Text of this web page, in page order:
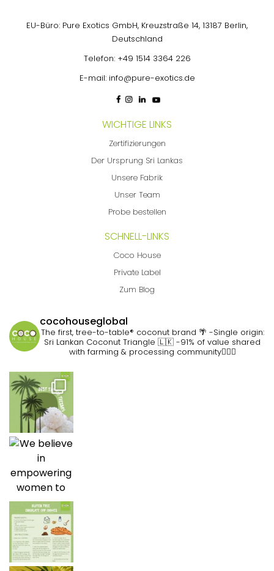
EU-Büro: Pure Exotics GmbH, Kreuzstraße 14, 13187 Berlin,
Deutschland
Telefon: +49 1514 3364 226
E-mail: info@pure-exotics.de
WICHTIGE LINKS
Zertifizierungen
Der Ursprung Sri Lankas
Unsere Fabrik
Unser Team
Probe bestellen
SCHNELL-LINKS
Coco House
Private Label
Zum Blog
cocohouseglobal
The first, tree-to-table® coconut brand 🌴 -Single origin:
Sri Lankan Coconut Triangle 🇱🇰 -91% of value shared
with farming & processing community👷🏽‍♀️